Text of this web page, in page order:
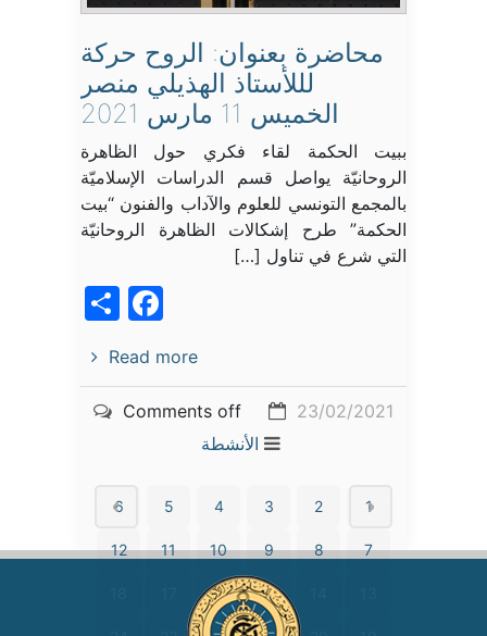
محاضرة بعنوان: الروح حركة
لللأستاذ الهذيلي منصر
الخميس 11 مارس 2021
ببيت الحكمة لقاء فكري حول الظاهرة
الروحانيّة يواصل قسم الدراسات الإسلاميّة
بالمجمع التونسي للعلوم والآداب والفنون “بيت
الحكمة” طرح إشكالات الظاهرة الروحانيّة
التي شرع في تناول […]
Read more
23/02/2021
Comments off
الأنشطة
1
2
3
4
5
6
7
8
9
10
11
12
15
16